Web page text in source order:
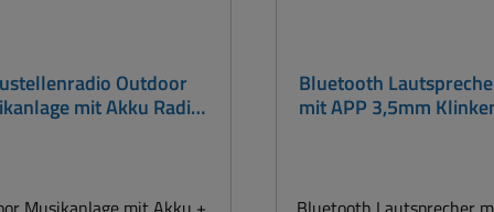
Outdoor
mit Akku Radio
Bluetooth
mit APP 3,5mm